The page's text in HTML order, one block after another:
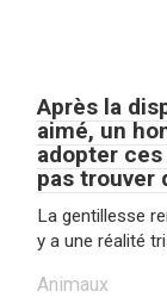
Après la
aimé, un
adopter
pas trouver
La gentillesse
y a une réalité
Animaux